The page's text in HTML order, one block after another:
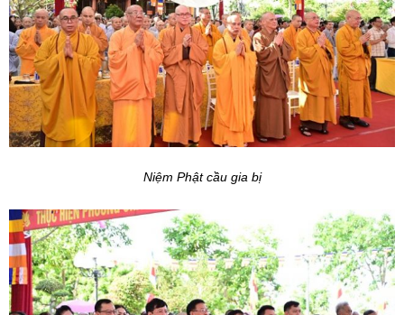
Niệm Phật cầu gia bị